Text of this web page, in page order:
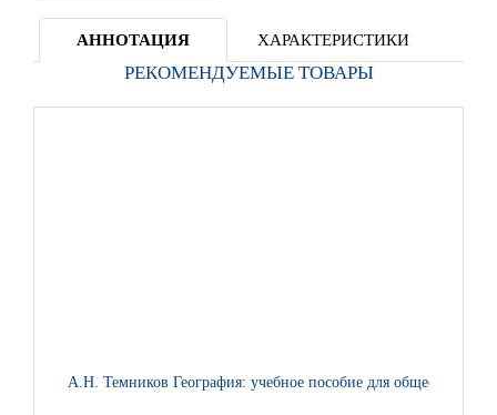
АННОТАЦИЯ ХАРАКТЕРИСТИКИ
РЕКОМЕНДУЕМЫЕ ТОВАРЫ
А.Н. Темников География: учебное пособие для